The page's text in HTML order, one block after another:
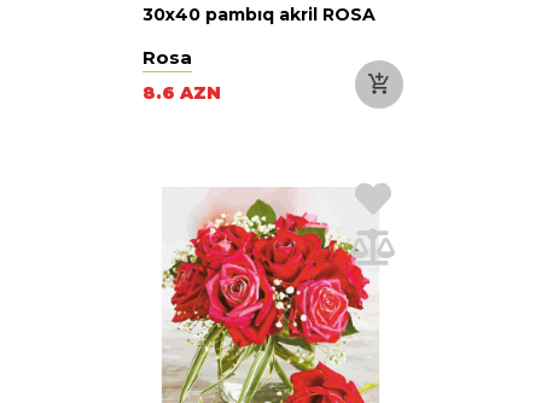
30х40 pambıq akril ROSA
Rosa
8.6 AZN